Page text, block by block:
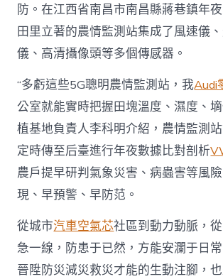
防。在江西省南昌市南昌縣蔣巷鎮年
田里立著的農情監測站集成了風速儀
儀、高清攝像頭等多個傳感器。
“多虧這些5G聰明農情監測站，我Audi
公室就能實時把握田塊溫度、濕度、
植基地負責人李科明介紹，農情監測
定時傳至后臺進行年夜數據比對剖析
農戶提早研判氣象災害、病蟲害等風
現、早預警、早防范。
從城市汽車空氣芯社區到動力動脈，
急一線，防患于已然，方能安瀾于日
晉陞防災減災救災才能的生動注腳，